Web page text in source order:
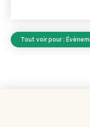
Tout voir pour :